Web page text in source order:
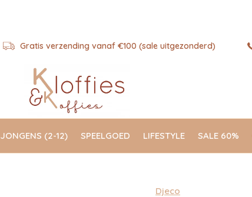
JONGENS (2-12) SPEELGOED LIFESTYLE SALE 60%
Gratis verzending vanaf €100 (sale uitgezonderd)
Djeco